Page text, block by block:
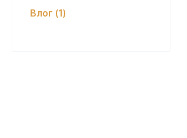
Влог (1)